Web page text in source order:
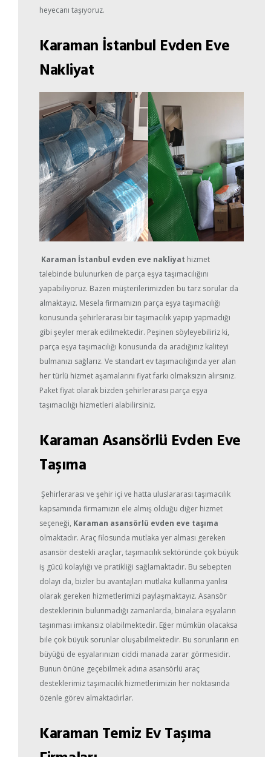
heyecanı taşıyoruz.
Karaman İstanbul Evden Eve
Nakliyat
Karaman İstanbul evden eve nakliyat hizmet
talebinde bulunurken de parça eşya taşımacılığını
yapabiliyoruz. Bazen müşterilerimizden bu tarz sorular da
almaktayız. Mesela firmamızın parça eşya taşımacılığı
konusunda şehirlerarası bir taşımacılık yapıp yapmadığı
gibi şeyler merak edilmektedir. Peşinen söyleyebiliriz ki,
parça eşya taşımacılığı konusunda da aradığınız kaliteyi
bulmanızı sağlarız. Ve standart ev taşımacılığında yer alan
her türlü hizmet aşamalarını fiyat farkı olmaksızın alırsınız.
Paket fiyat olarak bizden şehirlerarası parça eşya
taşımacılığı hizmetleri alabilirsiniz.
Karaman Asansörlü Evden Eve
Taşıma
Şehirlerarası ve şehir içi ve hatta uluslararası taşımacılık
kapsamında firmamızın ele almış olduğu diğer hizmet
seçeneği, Karaman asansörlü evden eve taşıma
olmaktadır. Araç filosunda mutlaka yer alması gereken
asansör destekli araçlar, taşımacılık sektöründe çok büyük
iş gücü kolaylığı ve pratikliği sağlamaktadır. Bu sebepten
dolayı da, bizler bu avantajları mutlaka kullanma yanlısı
olarak gereken hizmetlerimizi paylaşmaktayız. Asansör
desteklerinin bulunmadığı zamanlarda, binalara eşyaların
taşınması imkansız olabilmektedir. Eğer mümkün olacaksa
bile çok büyük sorunlar oluşabilmektedir. Bu sorunların en
büyüğü de eşyalarınızın ciddi manada zarar görmesidir.
Bunun önüne geçebilmek adına asansörlü araç
desteklerimiz taşımacılık hizmetlerimizin her noktasında
özenle görev almaktadırlar.
Karaman Temiz Ev Taşıma